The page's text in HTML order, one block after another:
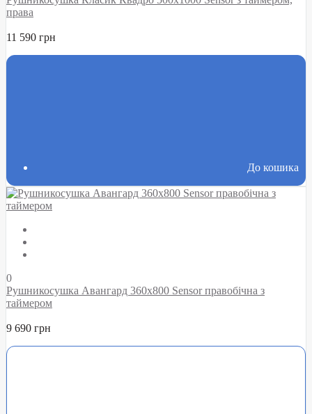
права
11 590 грн
До кошика
0
Рушникосушка Авангард 360х800 Sensor правобічна з
таймером
9 690 грн